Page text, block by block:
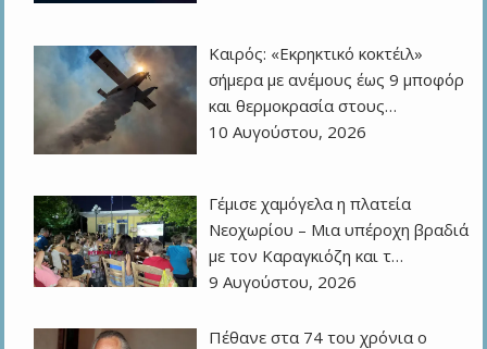
Καιρός: «Εκρηκτικό κοκτέιλ»
σήμερα με ανέμους έως 9 μποφόρ
και θερμοκρασία στους…
10 Αυγούστου, 2026
Γέμισε χαμόγελα η πλατεία
Νεοχωρίου – Μια υπέροχη βραδιά
με τον Καραγκιόζη και τ…
9 Αυγούστου, 2026
Πέθανε στα 74 του χρόνια ο